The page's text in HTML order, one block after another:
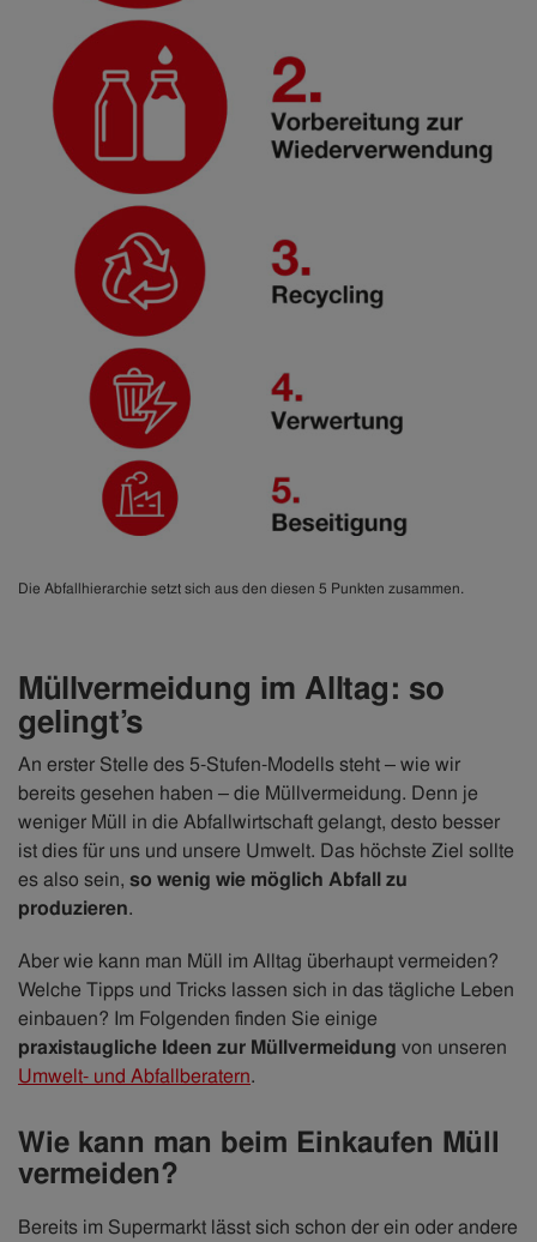
Die Abfallhierarchie setzt sich aus den diesen 5 Punkten zusammen.
Müllvermeidung im Alltag: so
gelingt’s
An erster Stelle des 5-Stufen-Modells steht – wie wir
bereits gesehen haben – die Müllvermeidung. Denn je
weniger Müll in die Abfallwirtschaft gelangt, desto besser
ist dies für uns und unsere Umwelt. Das höchste Ziel sollte
es also sein, so wenig wie möglich Abfall zu
produzieren.
Aber wie kann man Müll im Alltag überhaupt vermeiden?
Welche Tipps und Tricks lassen sich in das tägliche Leben
einbauen? Im Folgenden finden Sie einige
praxistaugliche Ideen zur Müllvermeidung von unseren
Umwelt- und Abfallberatern.
Wie kann man beim Einkaufen Müll
vermeiden?
Bereits im Supermarkt lässt sich schon der ein oder andere